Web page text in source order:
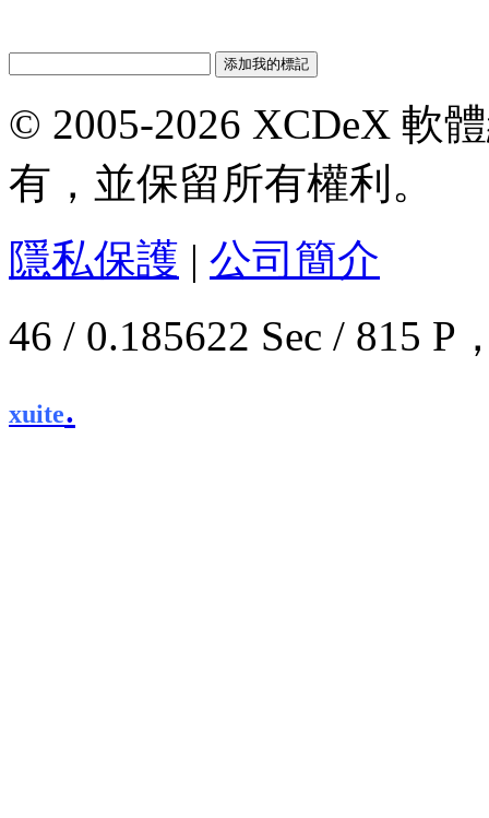
© 2005-2026 XCDeX 軟
有，並保留所有權利。
隱私保護 | 公司簡介
46 / 0.185622 Sec / 815
xuite.